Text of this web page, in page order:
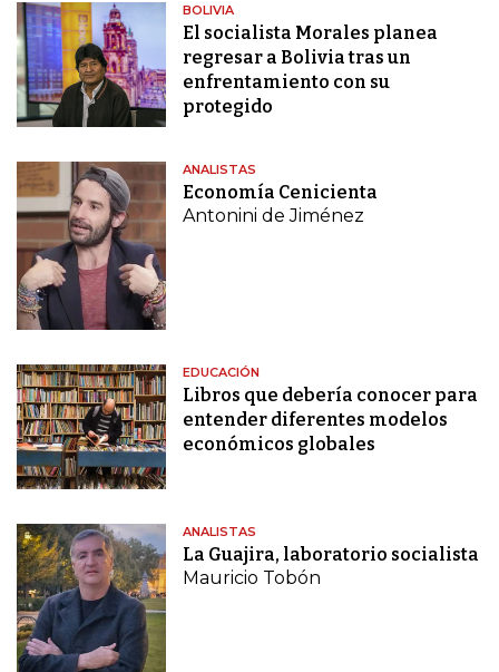
BOLIVIA
El socialista Morales planea
regresar a Bolivia tras un
enfrentamiento con su
protegido
ANALISTAS
Economía Cenicienta
Antonini de Jiménez
EDUCACIÓN
Libros que debería conocer para
entender diferentes modelos
económicos globales
ANALISTAS
La Guajira, laboratorio socialista
Mauricio Tobón